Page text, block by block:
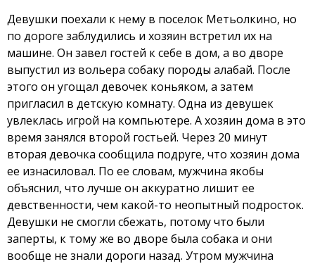
Девушки поехали к нему в поселок Метьолкино, но
по дороге заблудились и хозяин встретил их на
машине. Он завел гостей к себе в дом, а во дворе
выпустил из вольера собаку породы алабай. После
этого он угощал девочек коньяком, а затем
пригласил в детскую комнату. Одна из девушек
увлеклась игрой на компьютере. А хозяин дома в это
время занялся второй гостьей. Через 20 минут
вторая девочка сообщила подруге, что хозяин дома
ее изнасиловал. По ее словам, мужчина якобы
объяснил, что лучше он аккуратно лишит ее
девственности, чем какой-то неопытный подросток.
Девушки не смогли сбежать, потому что были
заперты, к тому же во дворе была собака и они
вообще не знали дороги назад. Утром мужчина